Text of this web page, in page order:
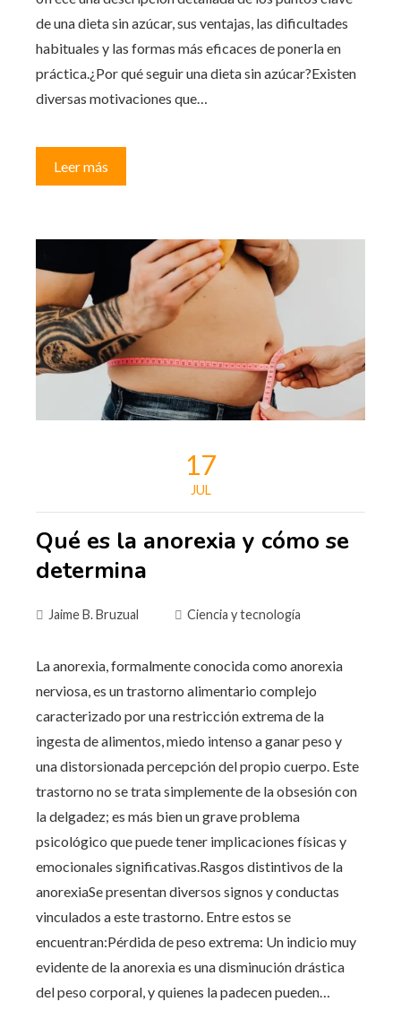
de una dieta sin azúcar, sus ventajas, las dificultades
habituales y las formas más eficaces de ponerla en
práctica.¿Por qué seguir una dieta sin azúcar?Existen
diversas motivaciones que…
Leer más
17
JUL
Qué es la anorexia y cómo se
determina
Jaime B. Bruzual Ciencia y tecnología
La anorexia, formalmente conocida como anorexia
nerviosa, es un trastorno alimentario complejo
caracterizado por una restricción extrema de la
ingesta de alimentos, miedo intenso a ganar peso y
una distorsionada percepción del propio cuerpo. Este
trastorno no se trata simplemente de la obsesión con
la delgadez; es más bien un grave problema
psicológico que puede tener implicaciones físicas y
emocionales significativas.Rasgos distintivos de la
anorexiaSe presentan diversos signos y conductas
vinculados a este trastorno. Entre estos se
encuentran:Pérdida de peso extrema: Un indicio muy
evidente de la anorexia es una disminución drástica
del peso corporal, y quienes la padecen pueden…